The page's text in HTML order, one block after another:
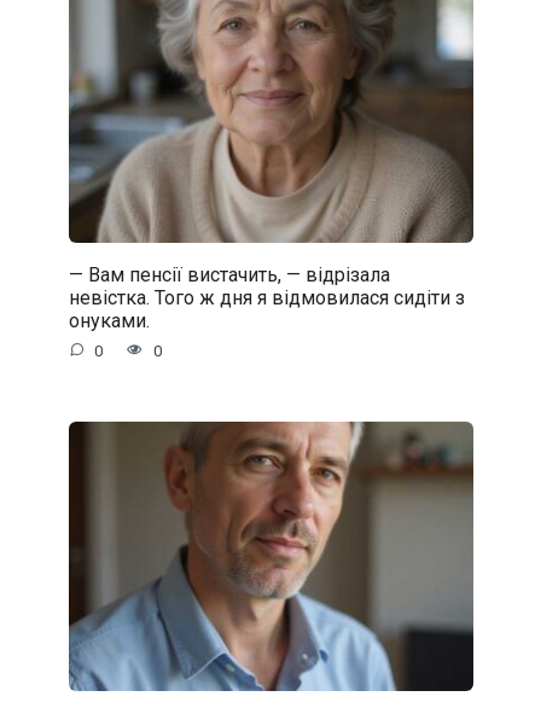
— Вам пенсії вистачить, — відрізала
невістка. Того ж дня я відмовилася сидіти з
онуками.
0 0